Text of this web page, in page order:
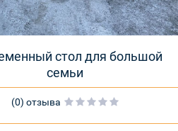
стол для большой
семьи
(0) отзыва